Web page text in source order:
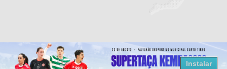
Resultados Andebol
Federação de Andebol de Portugal
Instalar